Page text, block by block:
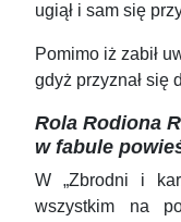
ugiął i sam się
Pomimo iż zabił
gdyż przyznał się
Rola Rodiona
w fabule
W „Zbrodni i
wszystkim na